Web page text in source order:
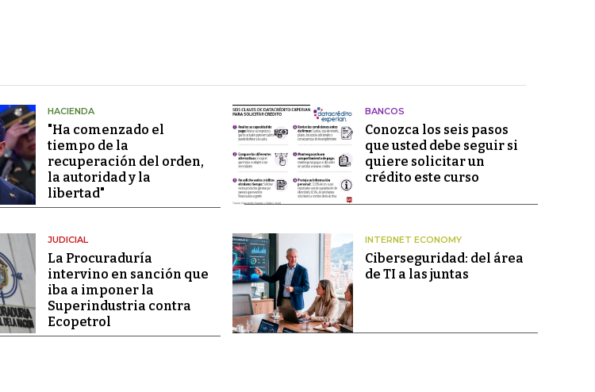
HACIENDA
"Ha comenzado el
tiempo de la
recuperación del orden,
la autoridad y la
libertad"
BANCOS
Conozca los seis pasos
que usted debe seguir si
quiere solicitar un
crédito este curso
JUDICIAL
La Procuraduría
intervino en sanción que
iba a imponer la
Superindustria contra
Ecopetrol
INTERNET ECONOMY
Ciberseguridad: del área
de TI a las juntas